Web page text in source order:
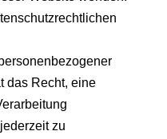
das Recht, eine
zu